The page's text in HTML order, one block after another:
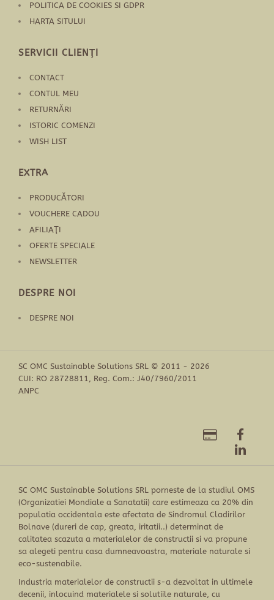
POLITICA DE COOKIES SI GDPR
HARTA SITULUI
SERVICII CLIENŢI
CONTACT
CONTUL MEU
RETURNĂRI
ISTORIC COMENZI
WISH LIST
EXTRA
PRODUCĂTORI
VOUCHERE CADOU
AFILIAŢI
OFERTE SPECIALE
NEWSLETTER
DESPRE NOI
DESPRE NOI
SC OMC Sustainable Solutions SRL © 2011 - 2026
CUI: RO 28728811, Reg. Com.: J40/7960/2011
ANPC
SC OMC Sustainable Solutions SRL porneste de la studiul OMS
(Organizatiei Mondiale a Sanatatii) care estimeaza ca 20% din
populatia occidentala este afectata de Sindromul Cladirilor
Bolnave (dureri de cap, greata, iritatii..) determinat de
calitatea scazuta a materialelor de constructii si va propune
sa alegeti pentru casa dumneavoastra, materiale naturale si
eco-sustenabile.
Industria materialelor de constructii s-a dezvoltat in ultimele
decenii, inlocuind materialele si solutiile naturale, cu